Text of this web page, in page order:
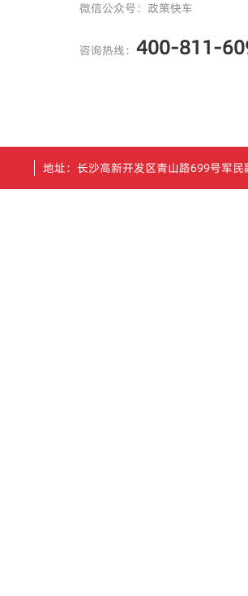
微信公众号：政策快车
咨询热线： 400-811-
地址：长沙高新开发区青山路699号军